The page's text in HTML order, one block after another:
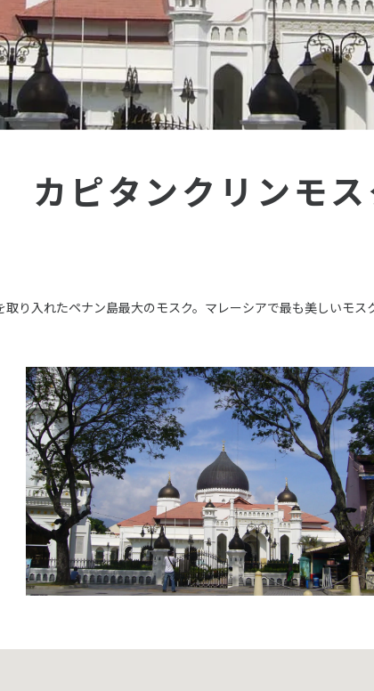
カピタンクリンモス
取り入れたペナン島最大のモスク。マレーシアで最も美しいモス